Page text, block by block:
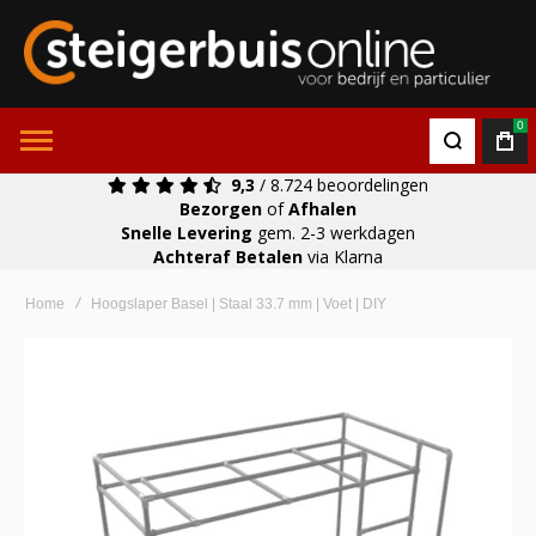
0
9,3 / 8.724 beoordelingen
Bezorgen ofAfhalen
Snelle Levering gem. 2-3 werkdagen
Achteraf Betalen via Klarna
Home Hoogslaper Basel | Staal 33.7 mm | Voet | DIY
afbeeldingen-